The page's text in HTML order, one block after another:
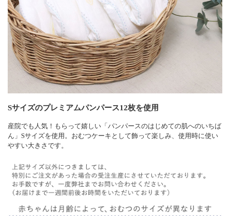
Sサイズのプレミアムパンパース12枚を使用
産院でも人気！もらって嬉しい「パンパースのはじめての肌へのいちば
ん」Sサイズを使用。おむつケーキとして飾って楽しみ、使用時に使い
やすい大きさです。